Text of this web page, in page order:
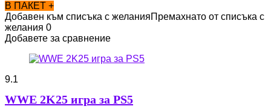
В ПАКЕТ +
Добавен към списъка с желанияПремахнато от списъка с
желания 0
Добавете за сравнение
9.1
WWE 2K25 игра за PS5